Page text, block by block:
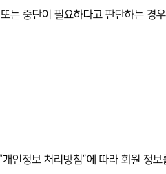
는 중단이 필요하다고 판단하는 경우
인정보 처리방침”에 따라 회원 정